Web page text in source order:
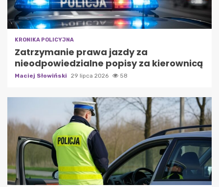
KRONIKA POLICYJNA
Zatrzymanie prawa jazdy za
nieodpowiedzialne popisy za kierownicą
Maciej Słowiński 29 lipca 2026 58